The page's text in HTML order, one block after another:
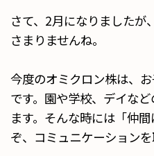
さて、2月になりましたが
さまりませんね。
今度のオミクロン株は、
です。園や学校、デイな
ます。そんな時には「仲
ぞ、コミュニケーション